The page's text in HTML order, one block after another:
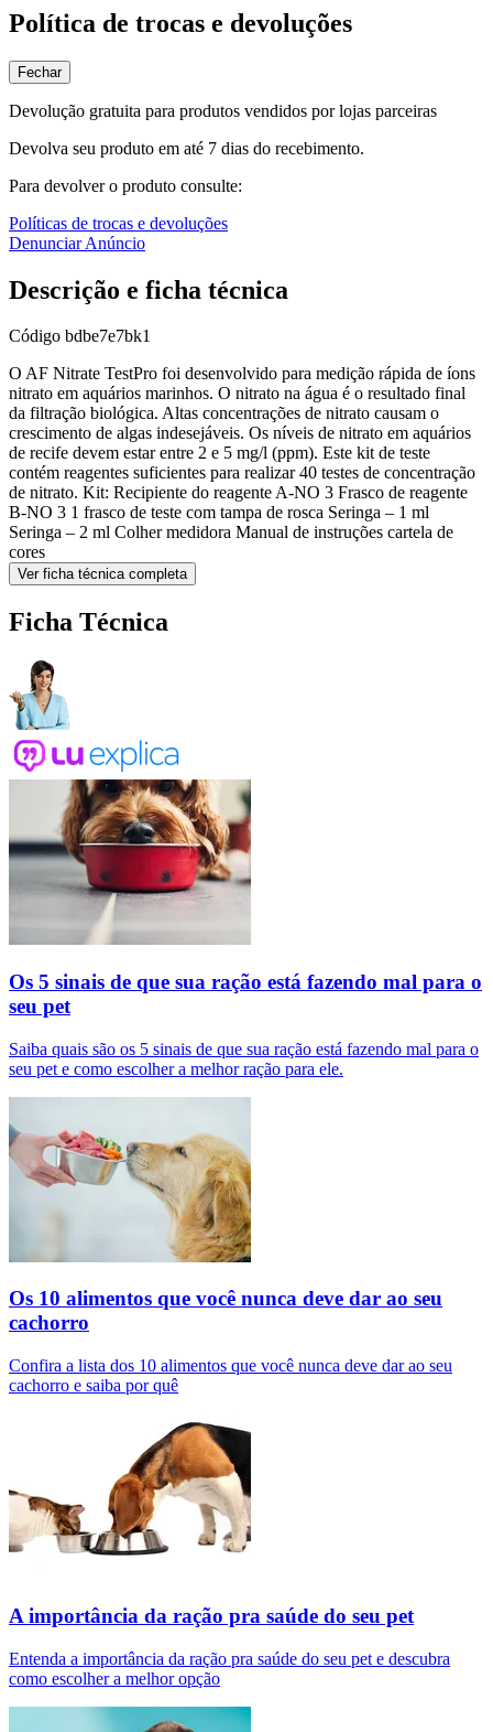
Política de trocas e devoluções
Fechar
Devolução gratuita para produtos vendidos por lojas parceiras
Devolva seu produto em até 7 dias do recebimento.
Para devolver o produto consulte:
Políticas de trocas e devoluções
Denunciar Anúncio
Descrição e ficha técnica
Código bdbe7e7bk1
O AF Nitrate TestPro foi desenvolvido para medição rápida de íons
nitrato em aquários marinhos. O nitrato na água é o resultado final
da filtração biológica. Altas concentrações de nitrato causam o
crescimento de algas indesejáveis. Os níveis de nitrato em aquários
de recife devem estar entre 2 e 5 mg/l (ppm). Este kit de teste
contém reagentes suficientes para realizar 40 testes de concentração
de nitrato. Kit: Recipiente do reagente A-NO 3 Frasco de reagente
B-NO 3 1 frasco de teste com tampa de rosca Seringa – 1 ml
Seringa – 2 ml Colher medidora Manual de instruções cartela de
cores
Ver ficha técnica completa
Ficha Técnica
Os 5 sinais de que sua ração está fazendo mal para o
seu pet
Saiba quais são os 5 sinais de que sua ração está fazendo mal para o
seu pet e como escolher a melhor ração para ele.
Os 10 alimentos que você nunca deve dar ao seu
cachorro
Confira a lista dos 10 alimentos que você nunca deve dar ao seu
cachorro e saiba por quê
A importância da ração pra saúde do seu pet
Entenda a importância da ração pra saúde do seu pet e descubra
como escolher a melhor opção